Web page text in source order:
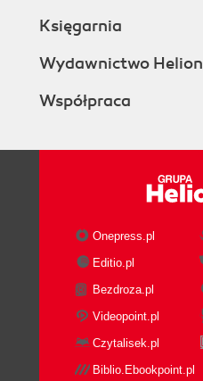
Księgarnia
Wydawnictwo Helion
Współpraca
Onepress.pl
Editio.pl
Bezdroza.pl
Videopoint.pl
Czytalisek.pl
Biblio.Ebookpoint.pl